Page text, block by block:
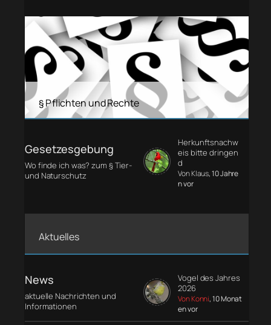
§ Pflichten und Rechte
Gesetzesgebung
Wo finde ich was? zum § Tier-
und Naturschutz
Herkunftsnachw
eis bitte dringen
d
Von Klaus, 10 Jahre
n vor
Aktuelles
News
aktuelle Nachrichten und
Informationen
Vogel des Jahres
2026
Von Konni, 10 Monat
en vor